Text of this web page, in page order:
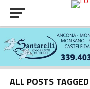
ALL POSTS